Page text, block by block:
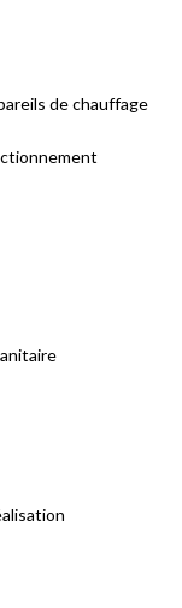
de chauffage